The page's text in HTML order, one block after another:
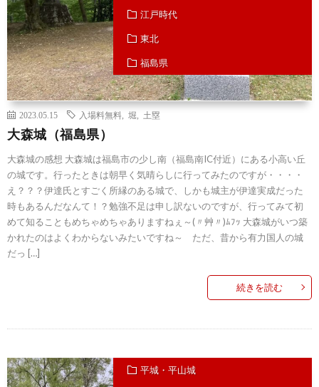
江戸時代
東北
福島県
2023.05.15 入場料無料 堀 土塁
大森城（福島県）
大森城の感想 大森城は福島市の少し南（福島南IC付近）にある小高い丘
の城です。行ったときは朝早く気晴らしに行ってみたのですが・・・・
え？？？伊達氏とすごく所縁のある城で、しかも城主が伊達実成だった
時もあるんだなんて！？勉強不足は申し訳ないのですが、行ってみて初
めて知ることもめちゃめちゃありますねぇ～(〃艸〃)ﾑﾌｯ 大森城がいつ築
かれたのはよくわからないみたいですね～ ただ、昔から有力国人の城
だっ […]
続きを読む
平城・平山城